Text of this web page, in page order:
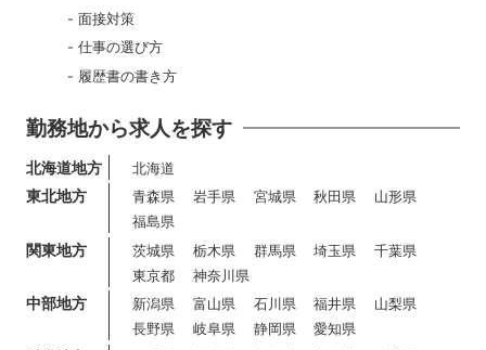
面接対策
仕事の選び方
履歴書の書き方
勤務地から求人を探す
北海道地方 北海道
東北地方 青森県 岩手県 宮城県 秋田県
山形県
福島県
関東地方 茨城県 栃木県 群馬県 埼玉県
千葉県
東京都
神奈川県
中部地方 新潟県 富山県 石川県 福井県
山梨県
長野県
岐阜県 静岡県 愛知県